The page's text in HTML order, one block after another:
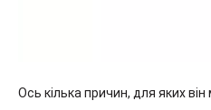
Ось кілька причин, для яких